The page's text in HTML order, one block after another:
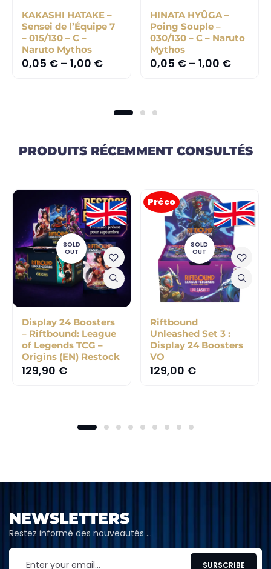
KAKASHI HATAKE –
Sensei de l’Équipe 7
– 015/130 – C –
Naruto Mythos
0,05 € – 1,00 €
HINATA HYÛGA –
Poing Souple –
030/130 – C – Naruto
Mythos
0,05 €– 1,00 €
PRODUITS RÉCEMMENT CONSULTÉS
SOLD
OUT
Display 24 Boosters
– Riftbound: League
of Legends TCG –
Origins (EN) Restock
129,90 €
Préco
SOLD
OUT
Riftbound
Unleashed Set 3 :
Display 24 Boosters
VO
129,00 €
NEWSLETTERS
Restez informé des nouveautés …